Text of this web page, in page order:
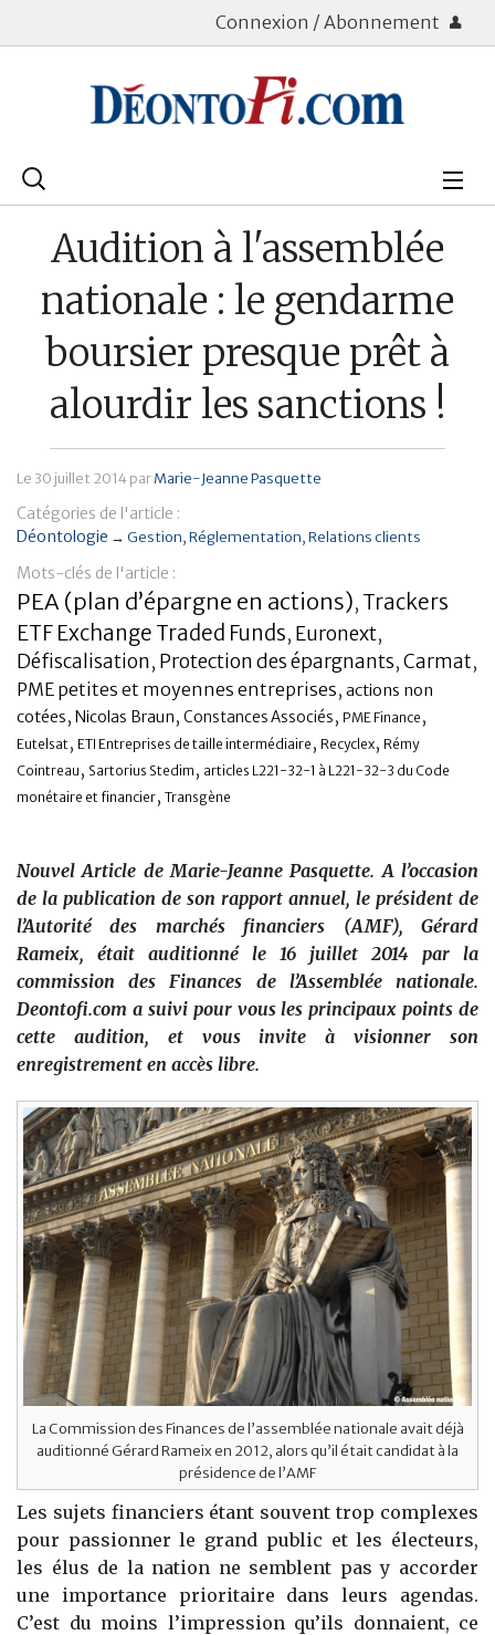
Connexion / Abonnement
Rechercher
Déontologie
Immobilier
Banque
Audition à l'assemblée
nationale : le gendarme
boursier presque prêt à
alourdir les sanctions !
Le 30 juillet 2014parMarie-Jeanne Pasquette
Catégories de l'article :
Déontologie → Gestion Réglementation Relations clients
Mots-clés de l'article :
PEA (plan d’épargne en actions), Trackers
ETF Exchange Traded Funds, Euronext,
Défiscalisation, Protection des épargnants, Carmat,
PME petites et moyennes entreprises, actions non
cotées, Nicolas Braun, Constances Associés, PME Finance ,
Eutelsat, ETI Entreprises de taille intermédiaire , Recyclex, Rémy
Cointreau , Sartorius Stedim , articles L221-32-1 à L221-32-3 du Code
monétaire et financier, Transgène
Nouvel Article de Marie-Jeanne Pasquette. A l’occasion
de la publication de son rapport annuel, le président de
l’Autorité des marchés financiers (AMF), Gérard
Rameix, était auditionné le 16 juillet 2014 par la
commission des Finances de l’Assemblée nationale.
Deontofi.com a suivi pour vous les principaux points de
cette audition, et vous invite à visionner son
enregistrement en accès libre.
La Commission des Finances de l’assemblée nationale avait déjà
auditionné Gérard Rameix en 2012, alors qu’il était candidat à la
présidence de l’AMF
Les sujets financiers étant souvent trop complexes
pour passionner le grand public et les électeurs,
les élus de la nation ne semblent pas y accorder
une importance prioritaire dans leurs agendas.
C’est du moins l’impression qu’ils donnaient, ce